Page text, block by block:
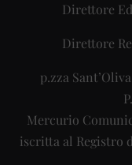
Direttore
Direttore
p.zza
Mercurio
iscritta al Registro